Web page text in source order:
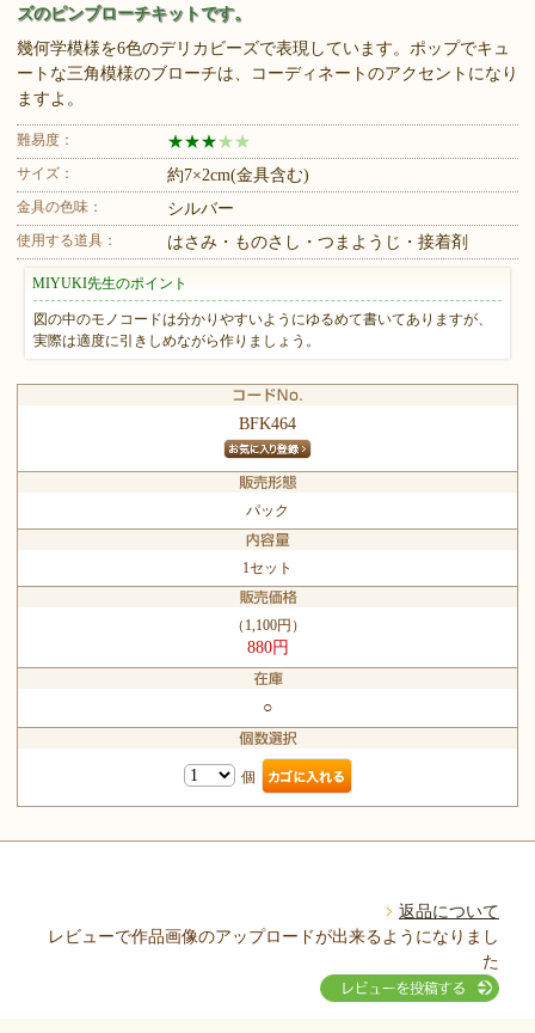
ズのピンブローチキットです。
幾何学模様を6色のデリカビーズで表現しています。ポップでキュ
ートな三角模様のブローチは、コーディネートのアクセントになり
ますよ。
難易度： ★★★ ★ ★
サイズ： 約7×2cm(金具含む)
金具の色味： シルバー
使用する道具： はさみ・ものさし・つまようじ・接着剤
MIYUKI先生のポイント
図の中のモノコードは分かりやすいようにゆるめて書いてありますが、
実際は適度に引きしめながら作りましょう。
BFK464
パック
1セット
（1,100円）
880円
○
個
返品について
レビューで作品画像のアップロードが出来るようになりまし
た